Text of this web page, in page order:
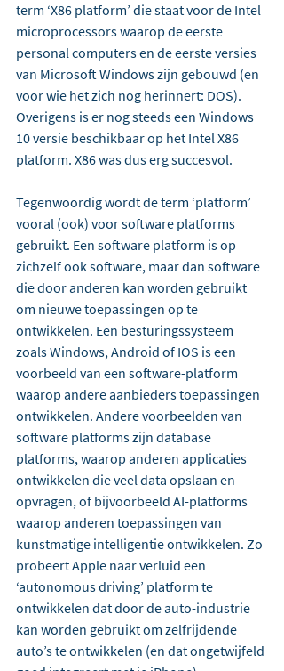
term ‘X86 platform’ die staat voor de Intel
microprocessors waarop de eerste
personal computers en de eerste versies
van Microsoft Windows zijn gebouwd (en
voor wie het zich nog herinnert: DOS).
Overigens is er nog steeds een Windows
10 versie beschikbaar op het Intel X86
platform. X86 was dus erg succesvol.
Tegenwoordig wordt de term ‘platform’
vooral (ook) voor software platforms
gebruikt. Een software platform is op
zichzelf ook software, maar dan software
die door anderen kan worden gebruikt
om nieuwe toepassingen op te
ontwikkelen. Een besturingssysteem
zoals Windows, Android of IOS is een
voorbeeld van een software-platform
waarop andere aanbieders toepassingen
ontwikkelen. Andere voorbeelden van
software platforms zijn database
platforms, waarop anderen applicaties
ontwikkelen die veel data opslaan en
opvragen, of bijvoorbeeld AI-platforms
waarop anderen toepassingen van
kunstmatige intelligentie ontwikkelen. Zo
probeert Apple naar verluid een
‘autonomous driving’ platform te
ontwikkelen dat door de auto-industrie
kan worden gebruikt om zelfrijdende
auto’s te ontwikkelen (en dat ongetwijfeld